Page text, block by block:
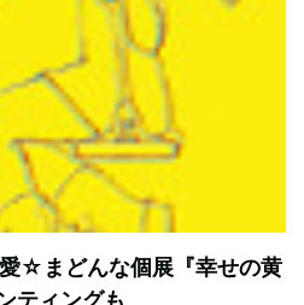
愛☆まどんな個展『幸せの黄